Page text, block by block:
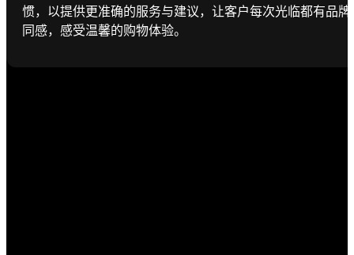
惯，以提供更准确的服务与建议，让客户每次光临都有品牌
同感，感受温馨的购物体验。